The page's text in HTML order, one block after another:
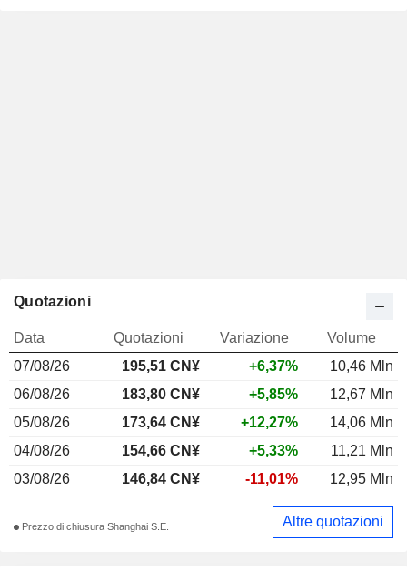
Quotazioni
Data Quotazioni Variazione
Volume
07/08/26
195,51 CN¥ +6,37%
10,46 Mln
06/08/26
183,80 CN¥ +5,85%
12,67 Mln
05/08/26
173,64 CN¥ +12,27%
14,06 Mln
04/08/26
154,66 CN¥ +5,33%
11,21 Mln
03/08/26
146,84 CN¥ -11,01% 12,95 Mln
Prezzo di chiusura Shanghai S.E. Altre quotazioni